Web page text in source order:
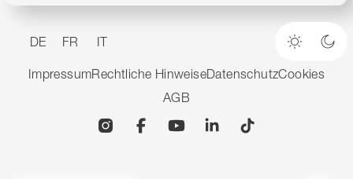
DE FR IT
Heller
ImpressumRechtliche HinweiseDatenschutzCookies
AGB
InstagramFacebookYouTubeLinkedin